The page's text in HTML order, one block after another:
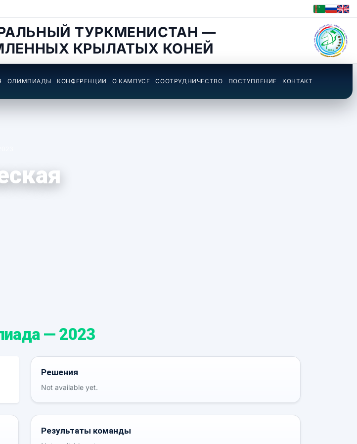
ТУРКМЕНИСТАН —
КРЫЛАТЫХ КОНЕЙ
ОЛИМПИАДЫ КОНФЕРЕНЦИИ О КАМПУСЕ СООТРУДНИЧЕСТВО ПОСТУПЛЕНИЕ КОНТАКТ
— 2023
Решения
Not available yet.
Результаты команды